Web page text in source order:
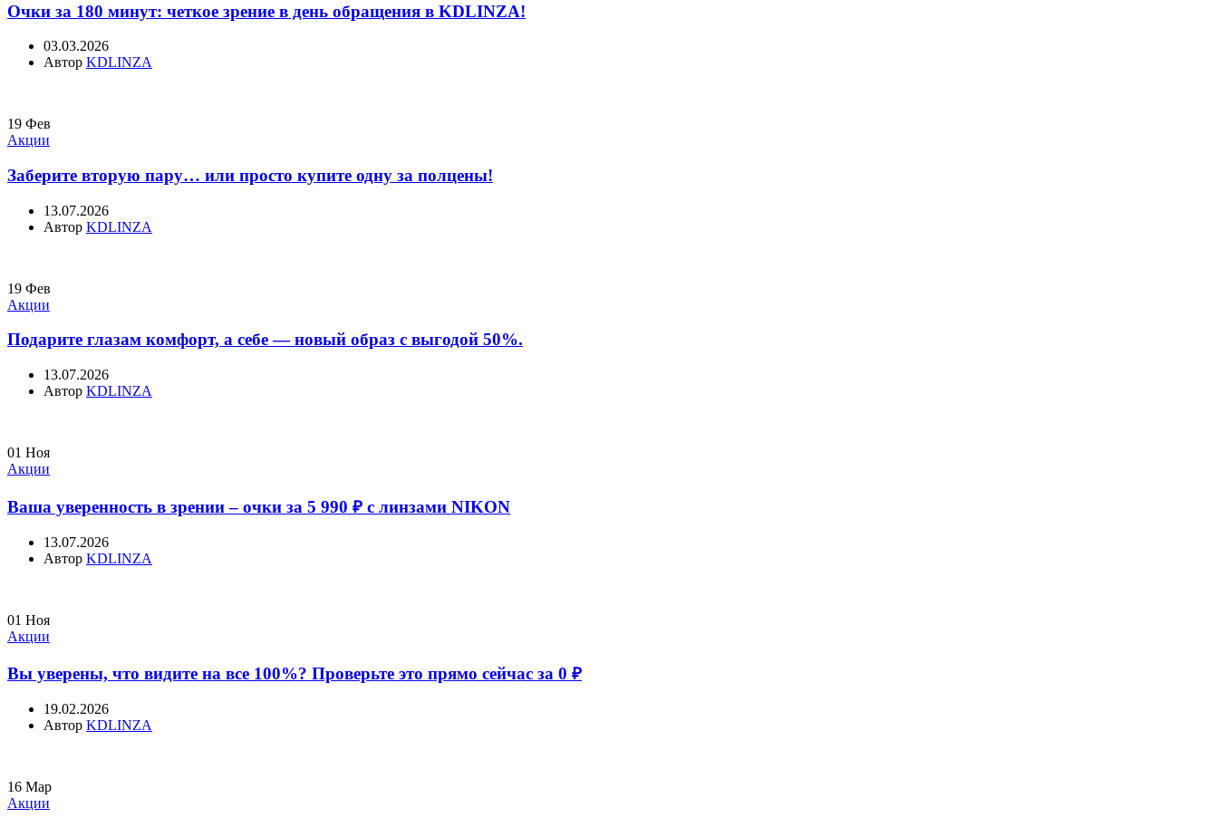
Очки за 180 минут: четкое зрение в день обращения в KDLINZA!
03.03.2026
Автор KDLINZA
19 Фев
Акции
Заберите вторую пару… или просто купите одну за полцены!
13.07.2026
Автор KDLINZA
19 Фев
Акции
Подарите глазам комфорт, а себе — новый образ с выгодой 50%.
13.07.2026
Автор KDLINZA
01 Ноя
Акции
Ваша уверенность в зрении – очки за 5 990 ₽ с линзами NIKON
13.07.2026
Автор KDLINZA
01 Ноя
Акции
Вы уверены, что видите на все 100%? Проверьте это прямо сейчас за 0 ₽
19.02.2026
Автор KDLINZA
16 Мар
Акции